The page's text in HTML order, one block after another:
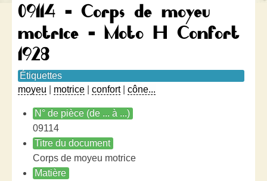
09114 - Corps de moyeu
motrice - Moto H Confort
1928
Étiquettes
moyeu
motrice confort| cône...
N° de pièce (de ... à ...)
09114
Titre du document
Corps de moyeu motrice
Matière